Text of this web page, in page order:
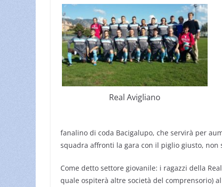
Real Avigliano
fanalino di coda Bacigalupo, che servirà per
squadra affronti la gara con il piglio giusto, non
Come detto settore giovanile: i ragazzi della
quale ospiterà altre società del comprensorio)